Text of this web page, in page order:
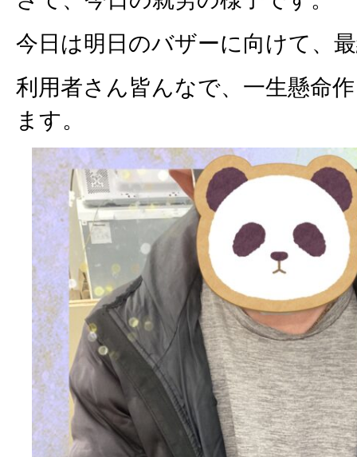
今日は明日のバザーに向けて、
利用者さん皆んなで、一生懸命
ます。